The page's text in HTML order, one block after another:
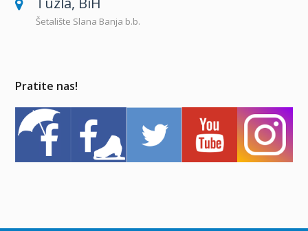
Šetalište Slana Banja b.b.
Pratite nas!